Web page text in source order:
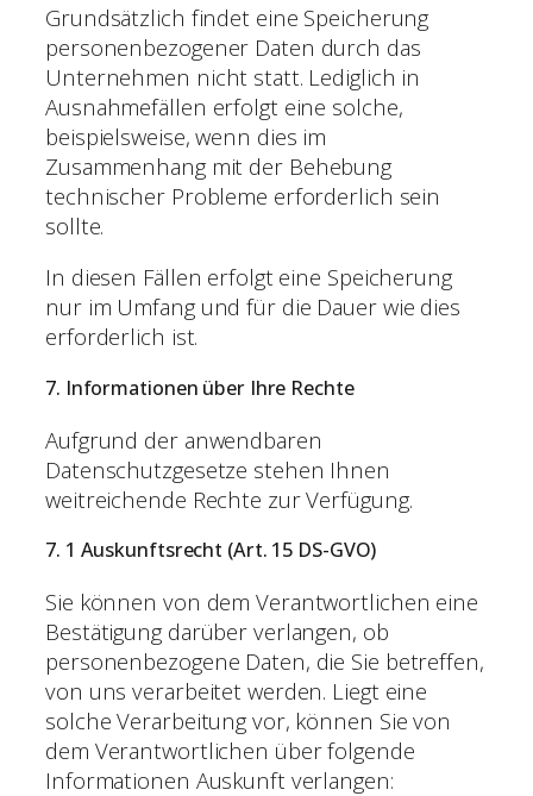
Grundsätzlich findet eine Speicherung
personenbezogener Daten durch das
Unternehmen nicht statt. Lediglich in
Ausnahmefällen erfolgt eine solche,
beispielsweise, wenn dies im
Zusammenhang mit der Behebung
technischer Probleme erforderlich sein
sollte.
In diesen Fällen erfolgt eine Speicherung
nur im Umfang und für die Dauer wie dies
erforderlich ist.
7. Informationen über Ihre Rechte
Aufgrund der anwendbaren
Datenschutzgesetze stehen Ihnen
weitreichende Rechte zur Verfügung.
7. 1 Auskunftsrecht (Art. 15 DS-GVO)
Sie können von dem Verantwortlichen eine
Bestätigung darüber verlangen, ob
personenbezogene Daten, die Sie betreffen,
von uns verarbeitet werden. Liegt eine
solche Verarbeitung vor, können Sie von
dem Verantwortlichen über folgende
Informationen Auskunft verlangen: